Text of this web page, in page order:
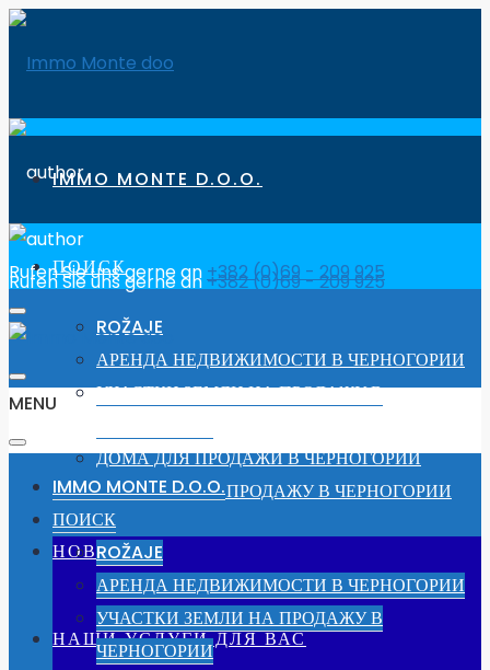
Rufen Sie uns gerne an+382 (0)69 - 209 925
IMMO MONTE D.O.O.
ПОИСК
ROŽAJE
АРЕНДА НЕДВИЖИМОСТИ В ЧЕРНОГОРИИ
УЧАСТКИ ЗЕМЛИ НА ПРОДАЖУ В
ДОМА ДЛЯ ПРОДАЖИ В ЧЕРНОГОРИИ
КВАРТИРЫ НА ПРОДАЖУ В ЧЕРНОГОРИИ
НОВОСТИ
НАШИ УСЛУГИ ДЛЯ ВАС
Rufen Sie uns gerne an +382 (0)69 - 209 925
MENU
IMMO MONTE D.O.O.
ПОИСК
ROŽAJE
АРЕНДА НЕДВИЖИМОСТИ В ЧЕРНОГОРИИ
УЧАСТКИ ЗЕМЛИ НА ПРОДАЖУ В
ЧЕРНОГОРИИ